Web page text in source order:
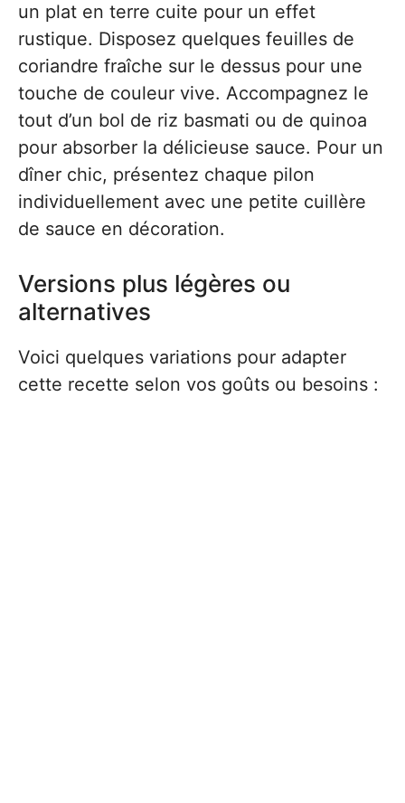
un plat en terre cuite pour un effet
rustique. Disposez quelques feuilles de
coriandre fraîche sur le dessus pour une
touche de couleur vive. Accompagnez le
tout d’un bol de riz basmati ou de quinoa
pour absorber la délicieuse sauce. Pour un
dîner chic, présentez chaque pilon
individuellement avec une petite cuillère
de sauce en décoration.
Versions plus légères ou
alternatives
Voici quelques variations pour adapter
cette recette selon vos goûts ou besoins :